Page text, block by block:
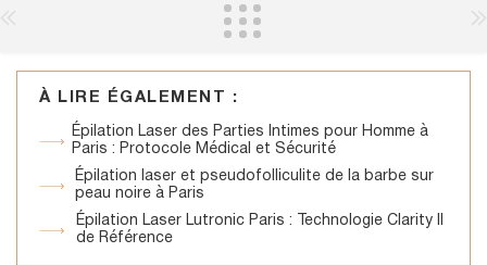
À LIRE ÉGALEMENT :
Épilation Laser des Parties Intimes pour Homme à
Paris : Protocole Médical et Sécurité
Épilation laser et pseudofolliculite de la barbe sur
peau noire à Paris
Épilation Laser Lutronic Paris : Technologie Clarity II
de Référence